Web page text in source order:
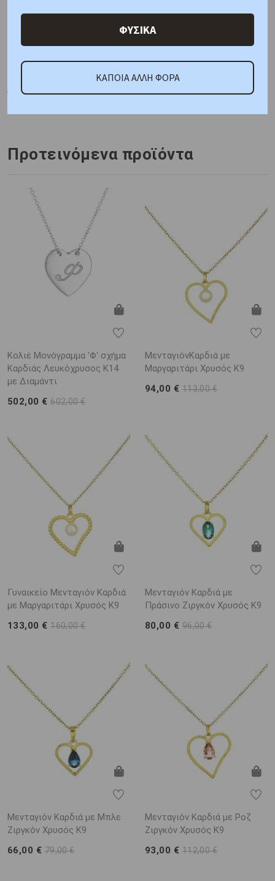
Κριτικές
ΚΑΤΟΠΙΝ ΠΑΡΑΓΓΕΛΙΑΣ
Μέταλλο : Ροζ Χρυσός K14
Διαστάσεις: Αλυσίδα:43cm Μοτίφ:
Ύψος:10,6mm Πλάτος:12,6mm
Πιστοποίηση :
Προτεινόμενα προϊόντα
Κολιέ Μονόγραμμα 'Φ' σχήμα
Καρδιάς Λευκόχρυσος K14
με Διαμάντι
502,00 €602,00 €
ΜενταγιόνΚαρδιά με
Μαργαριτάρι Χρυσός K9
94,00 € 113,00 €
Γυναικείο Μενταγιόν Καρδιά
με Μαργαριτάρι Χρυσός K9
133,00 €160,00 €
Μενταγιόν Καρδιά με
Πράσινο Ζιργκόν Χρυσός K9
80,00 € 96,00 €
Μενταγιόν Καρδιά με Μπλε
Ζιργκόν Χρυσός K9
66,00 € 79,00 €
Μενταγιόν Καρδιά με Ροζ
Ζιργκόν Χρυσός K9
93,00 € 112,00 €
ΦΥΣΙΚΑ
ΚΑΠΟΙΑ ΑΛΛΗ ΦΟΡΑ